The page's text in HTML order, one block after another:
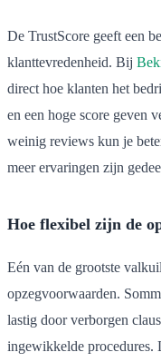
De TrustScore geeft een
klanttevredenheid. Bij
direct hoe klanten het
en een hoge score geven
weinig reviews kun je
meer ervaringen zijn
Hoe flexibel zijn de
Eén van de grootste
opzegvoorwaarden.
lastig door verborgen
ingewikkelde procedures.